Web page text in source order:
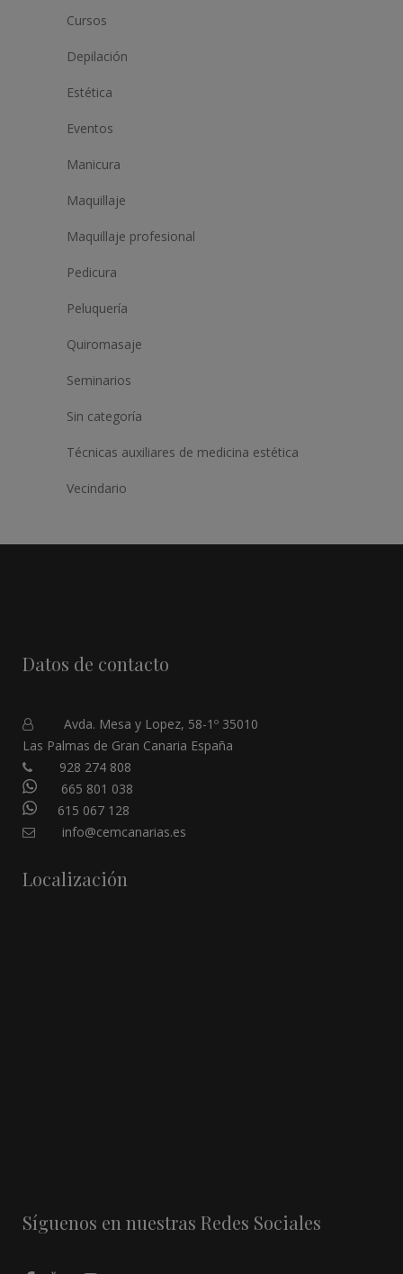
Cursos
Depilación
Estética
Eventos
Manicura
Maquillaje
Maquillaje profesional
Pedicura
Peluquería
Quiromasaje
Seminarios
Sin categoría
Técnicas auxiliares de medicina estética
Vecindario
Datos de contacto
Avda. Mesa y Lopez, 58-1º 35010
Las Palmas de Gran Canaria España
928 274 808
665 801 038
615 067 128
info@cemcanarias.es
Localización
Síguenos en nuestras Redes Sociales